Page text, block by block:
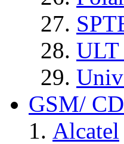
GSM/
Alcatel